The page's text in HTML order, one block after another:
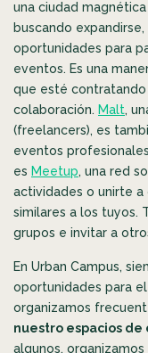
una ciudad
buscando
oportunidades para
eventos. Es una
que esté
colaboración. Malt,
(freelancers), es
eventos
es Meetup, una red
actividades o unirte
similares a los tuyos.
grupos e invitar a
En Urban Campus,
oportunidades para
organizamos
nuestro espacios de
algunos, organizamos